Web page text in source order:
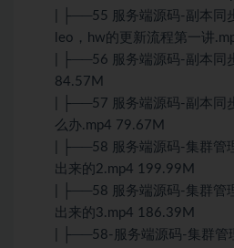
| ├──55 服务端源码-副本同
leo，hw的更新流程第一讲
| ├──56 服务端源码-副本同
84.57M
| ├──57 服务端源码-副本同
么办.mp4 79.67M
| ├──58 服务端源码-集群管
出来的2.mp4 199.99M
| ├──58 服务端源码-集群管
出来的3.mp4 186.39M
| ├──58-服务端源码-集群管